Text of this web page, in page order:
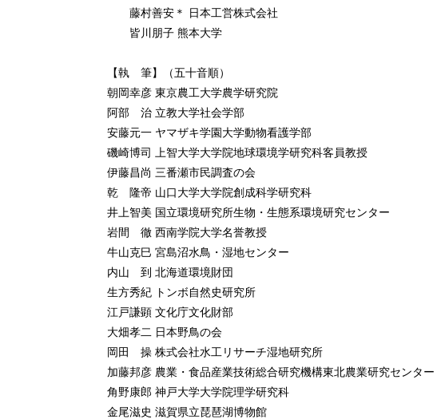
3 河川から海まで使う淡水魚 （江戸謙顕）
4 汽水域のハビタット多様性
5 湿地にすむ貝 （近藤高貴）
6 湿地のエビ・カニ類の現在 （川井唯史）
7 止水域の水生昆虫 （堀 繁久）
8 河川の水生昆虫 （酒井健司）
9 トンボ類 （生方秀紀）
10 湿地の両生爬虫類 （松井正文）
11 シンボルの鳥：コウノトリ，トキ，タンチョウ （菊地直樹）
12 渡り鳥：ガンカモ類，シギ・チドリ類 （牛山克巳）
13 草原・湿原の鳥類 （大畑孝二）
14 湿地の哺乳類 （安藤元一）
2. 植物たち
15 湿地の植物 （角野康郎）
16 湿地の植物の代表種：ヨシ （土谷岳令）
17 泥炭地をつくるミズゴケ （星 良和）
18 湿地の食虫植物 （上赤博文）
19 地味だけれど有用な植物：イグサとイネ （下田路子）
20 湿原を彩る花 （冨士田裕子）
21 食用・薬用にもなる美しい水辺の植物 （上赤博文）
藤村善安＊ 日本工営株式会社
皆川朋子 熊本大学
【執 筆】（五十音順）
朝岡幸彦 東京農工大学農学研究院
阿部 治 立教大学社会学部
安藤元一 ヤマザキ学園大学動物看護学部
磯崎博司 上智大学大学院地球環境学研究科客員教授
伊藤昌尚 三番瀬市民調査の会
乾 隆帝 山口大学大学院創成科学研究科
井上智美 国立環境研究所生物・生態系環境研究センター
岩間 徹 西南学院大学名誉教授
牛山克巳 宮島沼水鳥・湿地センター
内山 到 北海道環境財団
生方秀紀 トンボ自然史研究所
江戸謙顕 文化庁文化財部
大畑孝二 日本野鳥の会
岡田 操 株式会社水工リサーチ湿地研究所
加藤邦彦 農業・食品産業技術総合研究機構東北農業研究センター
角野康郎 神戸大学大学院理学研究科
金尾滋史 滋賀県立琵琶湖博物館